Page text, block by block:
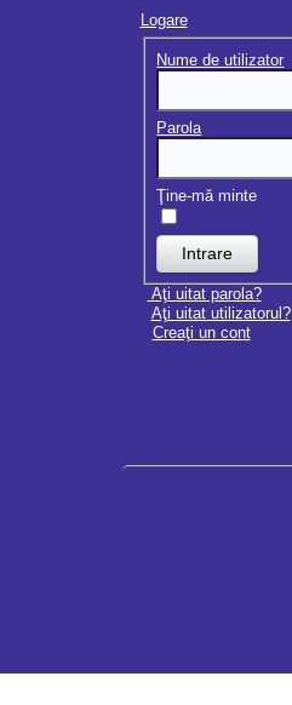
Logare
Nume de utilizator
Parola
Ţine-mă minte
Aţi uitat parola?
Aţi uitat utilizatorul?
Creaţi un cont